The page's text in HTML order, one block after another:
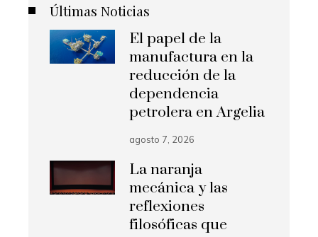
Últimas Noticias
El papel de la
manufactura en la
reducción de la
dependencia
petrolera en Argelia
agosto 7, 2026
La naranja
mecánica y las
reflexiones
filosóficas que